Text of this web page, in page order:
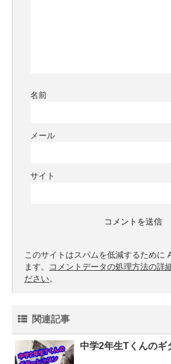
名前
メール
サイト
このサイトはスパムを低減するために
ます。
コメントデータの処理方法の詳
ださい。
関連記事
中学2年生Tくんのギ